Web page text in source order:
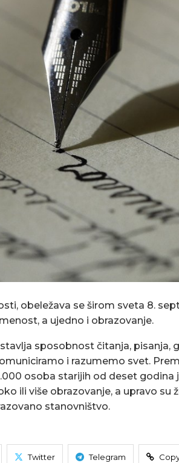
obeležava se širom sveta 8.
a ujedno i obrazovanje.
sposobnost čitanja, pisanja,
i razumemo svet.
osoba starijih od deset godina
ili više obrazovanje, a upravo su
stanovništvo.
Twitter Telegram